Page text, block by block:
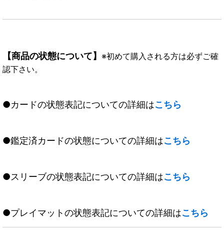
【商品の状態について】 ※初めて購入される方は必ずご確
認下さい。
●カードの状態表記についての詳細はこちら
●鑑定済カードの状態についての詳細はこちら
●スリーブの状態表記についての詳細はこちら
●プレイマットの状態表記についての詳細はこちら